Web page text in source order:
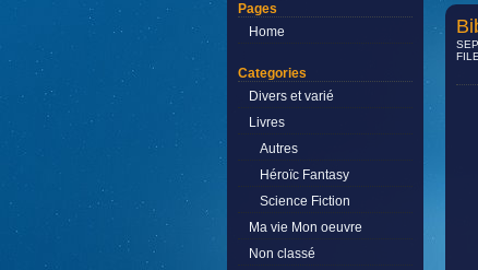
Pages
Home
Categories
Divers et varié
Livres
Autres
Héroïc Fantasy
Science Fiction
Ma vie Mon oeuvre
Non classé